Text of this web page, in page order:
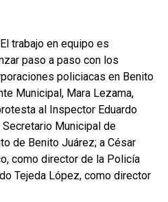
trabajo en equipo es
paso a paso con los
policiacas en Benito
Municipal, Mara Lezama,
al Inspector Eduardo
Secretario Municipal de
de Benito Juárez; a César
como director de la Policía
Tejeda López, como director